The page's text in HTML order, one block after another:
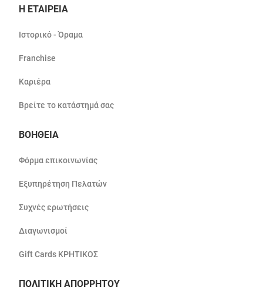
Η ΕΤΑΙΡΕΙΑ
Ιστορικό - Όραμα
Franchise
Καριέρα
Βρείτε το κατάστημά σας
ΒΟΗΘΕΙΑ
Φόρμα επικοινωνίας
Εξυπηρέτηση Πελατών
Συχνές ερωτήσεις
Διαγωνισμοί
Gift Cards ΚΡΗΤΙΚΟΣ
ΠΟΛΙΤΙΚΗ ΑΠΟΡΡΗΤΟΥ